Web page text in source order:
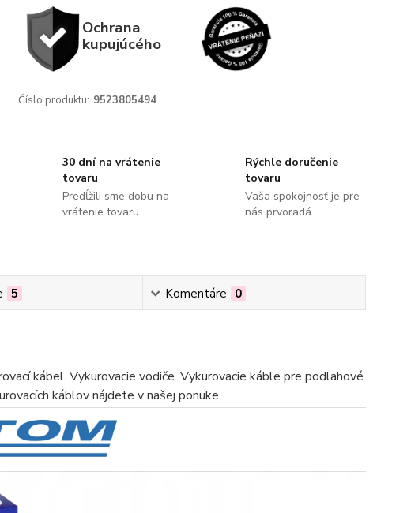
Ochrana
kupujúcého
Číslo produktu: 9523805494
30 dní na vrátenie
tovaru
Predĺžili sme dobu na
vrátenie tovaru
Rýchle doručenie
tovaru
Vaša spokojnosť je pre
nás prvoradá
5 Komentáre 0
kábel. Vykurovacie vodiče. Vykurovacie káble pre podlahové
káblov nájdete v našej ponuke.